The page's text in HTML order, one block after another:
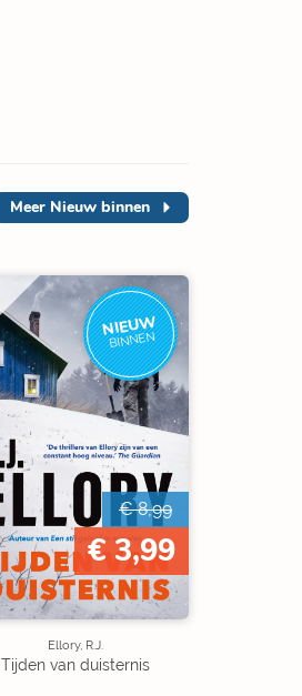
Meer Nieuw binnen
NIEUW
BINNEN
€ 8,99
€ 3,99
Ellory, R.J.
Tijden van duisternis